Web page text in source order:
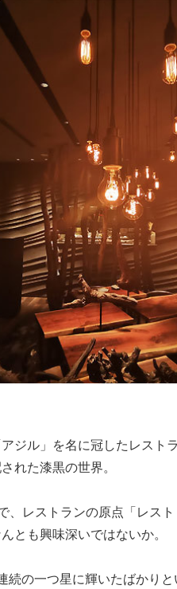
ジル」を名に冠したレスト
れた漆黒の世界。
、レストランの原点「レス
とも興味深いではないか。
続の一つ星に輝いたばかり